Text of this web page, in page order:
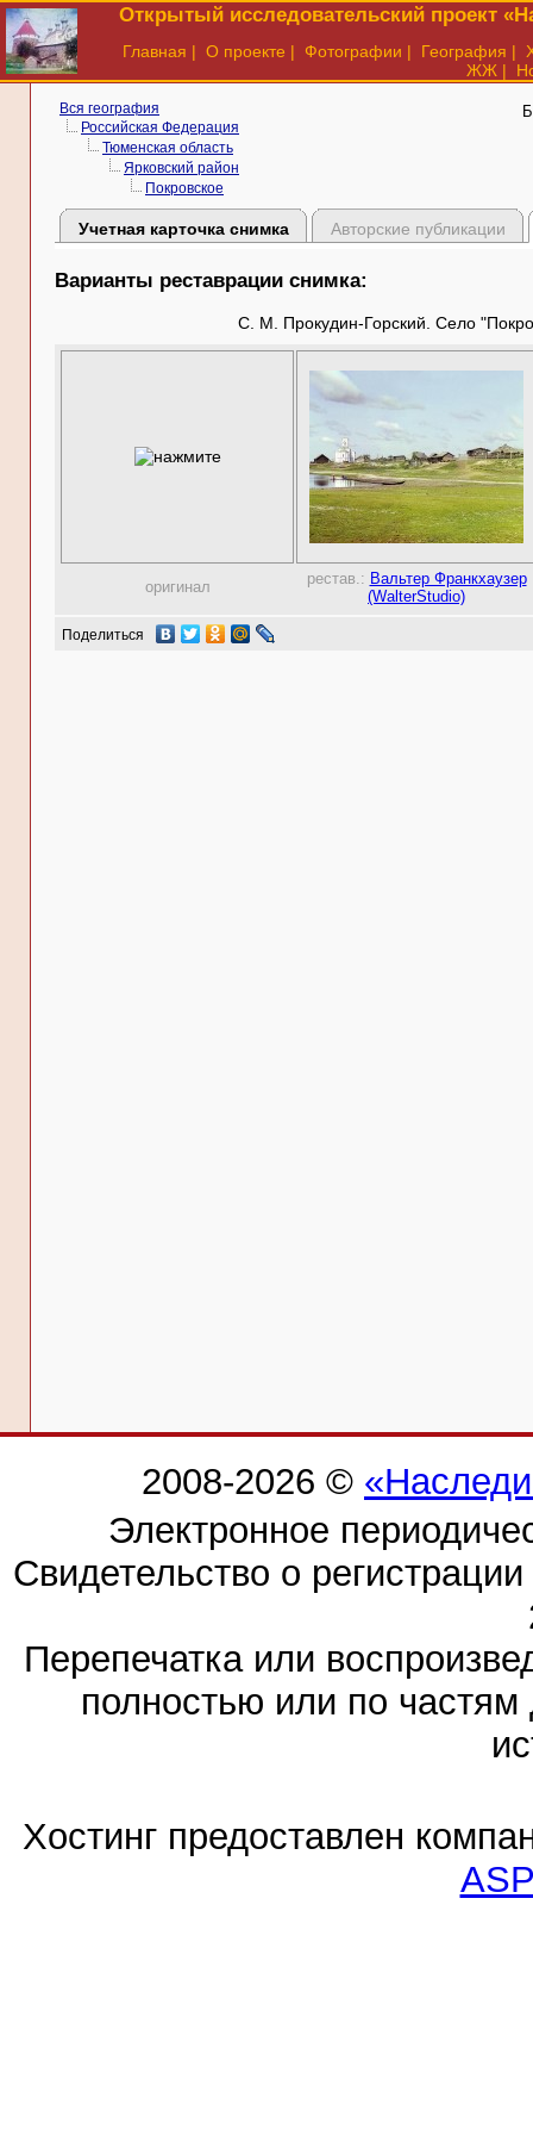
Открытый исследовательский проект
Главная | О проекте | Фотографии | География |
ЖЖ |
Вся география
Российская Федерация
Тюменская область
Ярковский район
Покровское
Учетная карточка снимка Авторские публикации
Варианты реставрации снимка:
С. М. Прокудин-Горский. Село
оригинал рестав.: Вальтер Франкхаузер
(WalterStudio)
Поделиться
2008-2026 ©
Электронное
Свидетельство о
Перепечатка или
полностью или по частям
Хостинг предоставлен